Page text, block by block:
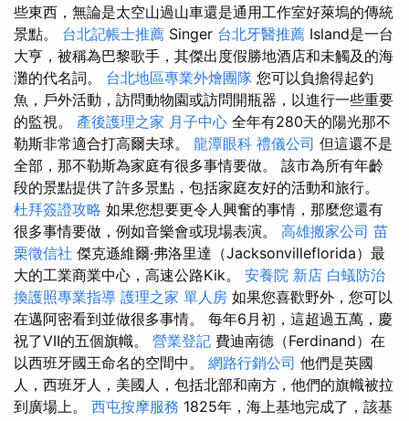
些東西，無論是太空山過山車還是通用工作室好萊塢的傳統
景點。 台北記帳士推薦 Singer 台北牙醫推薦 Island是一台
大亨，被稱為巴黎歌手，其傑出度假勝地酒店和未觸及的海
灘的代名詞。 台北地區專業外燴團隊 您可以負擔得起釣
魚，戶外活動，訪問動物園或訪問開瓶器，以進行一些重要
的監視。 產後護理之家 月子中心 全年有280天的陽光那不
勒斯非常適合打高爾夫球。 龍潭眼科 禮儀公司 但這還不是
全部，那不勒斯為家庭有很多事情要做。 該市為所有年齡
段的景點提供了許多景點，包括家庭友好的活動和旅行。
杜拜簽證攻略 如果您想要更令人興奮的事情，那麼您還有
很多事情要做，例如音樂會或現場表演。 高雄搬家公司 苗
栗徵信社 傑克遜維爾·弗洛里達（Jacksonvilleflorida）最
大的工業商業中心，高速公路Kik。 安養院 新店 白蟻防治
換護照專業指導 護理之家 單人房 如果您喜歡野外，您可以
在邁阿密看到並做很多事情。 每年6月初，這超過五萬，慶
祝了VII的五個旗幟。 營業登記 費迪南德（Ferdinand）在
以西班牙國王命名的空間中。 網路行銷公司 他們是英國
人，西班牙人，美國人，包括北部和南方，他們的旗幟被拉
到廣場上。 西屯按摩服務 1825年，海上基地完成了，該基